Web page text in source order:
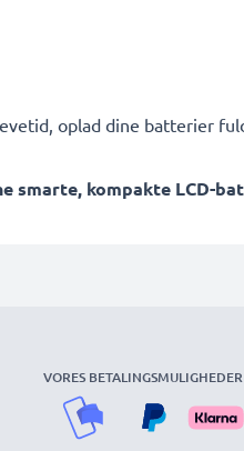
oplad dine batterier
smarte, kompakte LCD-
VORES BETALINGSMULIGHEDER